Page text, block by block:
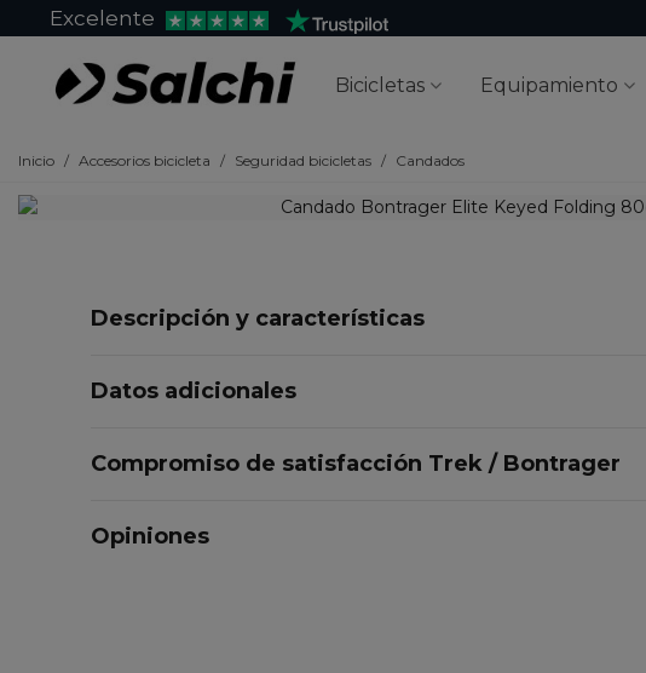
Excelente
Bicicletas Equipamiento
Inicio / Accesorios bicicleta / Seguridad bicicletas / Candados
Descripción y características
Datos adicionales
Compromiso de satisfacción Trek / Bontrager
Opiniones